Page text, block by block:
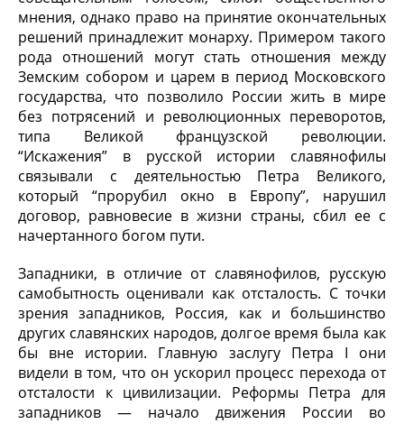
мнения, однако право на принятие окончательных
решений принадлежит монарху. Примером такого
рода отношений могут стать отношения между
Земским собором и царем в период Московского
государства, что позволило России жить в мире
без потрясений и революционных переворотов,
типа Великой французской революции.
“Искажения” в русской истории славянофилы
связывали с деятельностью Петра Великого,
который “прорубил окно в Европу”, нарушил
договор, равновесие в жизни страны, сбил ее с
начертанного богом пути.
Западники, в отличие от славянофилов, русскую
самобытность оценивали как отсталость. С точки
зрения западников, Россия, как и большинство
других славянских народов, долгое время была как
бы вне истории. Главную заслугу Петра I они
видели в том, что он ускорил процесс перехода от
отсталости к цивилизации. Реформы Петра для
западников — начало движения России во